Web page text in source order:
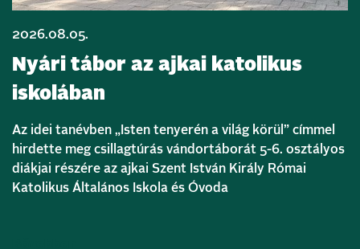
2026.08.05.
Nyári tábor az ajkai katolikus
iskolában
Az idei tanévben „Isten tenyerén a világ körül” címmel
hirdette meg csillagtúrás vándortáborát 5-6. osztályos
diákjai részére az ajkai Szent István Király Római
Katolikus Általános Iskola és Óvoda